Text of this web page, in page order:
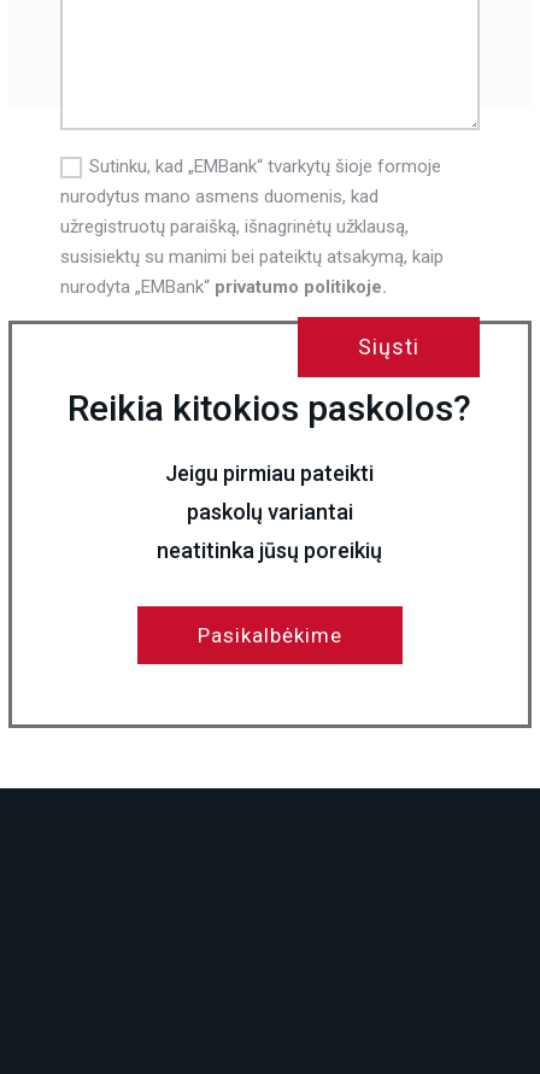
Sutinku, kad „EMBank“ tvarkytų šioje formoje
nurodytus mano asmens duomenis, kad
užregistruotų paraišką, išnagrinėtų užklausą,
susisiektų su manimi bei pateiktų atsakymą, kaip
nurodyta „EMBank“ privatumo politikoje.
Siųsti
Reikia kitokios paskolos?
Jeigu pirmiau pateikti
paskolų variantai
neatitinka jūsų poreikių
Pasikalbėkime